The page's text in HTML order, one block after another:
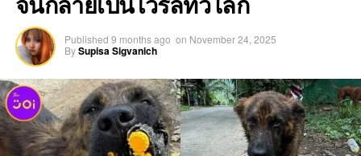
จนกลายเป็นไวรัลทั่วโลก
Published 9 months ago on November 24, 2025
BySupisa Sigvanich